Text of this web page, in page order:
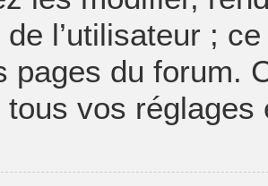
l’utilisateur ;
pages du forum.
tous vos